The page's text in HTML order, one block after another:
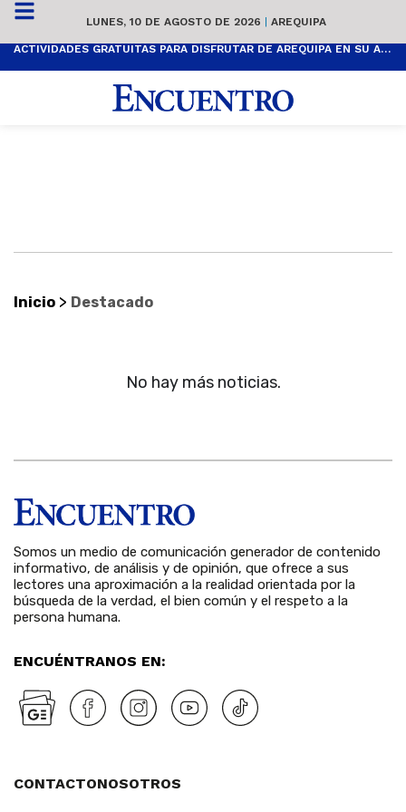
LUNES, 10 DE AGOSTO DE 2026 | AREQUIPA
ACTIVIDADES GRATUITAS PARA DISFRUTAR DE AREQUIPA EN SU ANIVERSARIO
Inicio > Destacado
No hay más noticias.
Somos un medio de comunicación generador de contenido
informativo, de análisis y de opinión, que ofrece a sus
lectores una aproximación a la realidad orientada por la
búsqueda de la verdad, el bien común y el respeto a la
persona humana.
ENCUÉNTRANOS EN:
CONTACTONOSOTROS